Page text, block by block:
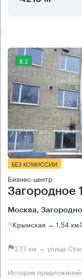
8.2
БЕЗ КОМИССИИ
Бизнес-центр
Загородное
Москва,
Крымская → 1.54 км
2.17 км → улица
История предложений